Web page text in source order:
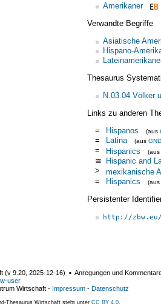
Amerikaner
Verwandte Begriffe
Asiatische
Hispano-
Thesaurus
N.03.04 Völker
Links zu anderen
=
Hispanos (aus
= Latina (aus GND
= Hispanics (aus
≅ Hispanic and
>
mexikanische
=
Hispanics (aus
Persistenter
http://
(v 9.20 2025-12-16) ▪ Anregungen und
user
Wirtschaft - Impressum - Datenschutz
Thesaurus Wirtschaft steht unter CC BY 4.0